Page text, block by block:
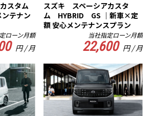
スタム
テナン
ローン月額
円 / 月
スズキ スペーシアカスタ
ム HYBRID GS ｜新車×定
額 安心メンテナンスプラン
当社指定ローン月額
22,600 円 / 月